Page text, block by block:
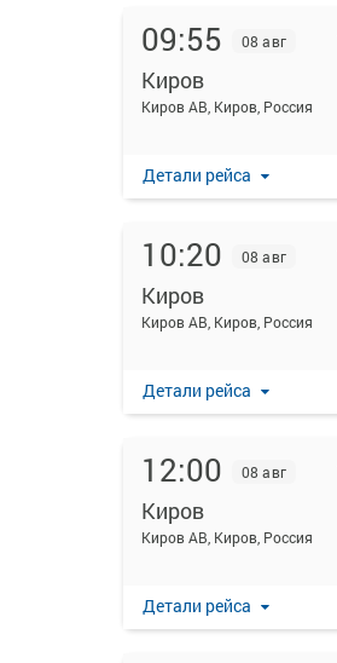
09:55 08 авг
Киров
Киров АВ, Киров, Россия
Детали рейса
10:20 08 авг
Киров
Киров АВ, Киров, Россия
Детали рейса
12:00 08 авг
Киров
Киров АВ, Киров, Россия
Детали рейса